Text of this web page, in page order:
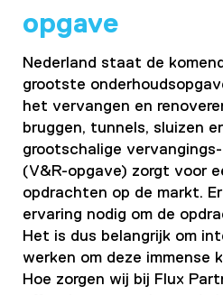
opgave
Nederland staat de
grootste
het vervangen en
bruggen, tunnels, sluizen
grootschalige
(V&R-opgave) zorgt voor
opdrachten op de markt.
ervaring nodig om de
Het is dus belangrijk om
werken om deze immense
Hoe zorgen wij bij Flux